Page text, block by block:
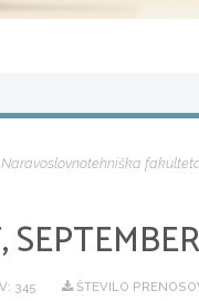
Naravoslovnotehniška
345 ŠTEVILO